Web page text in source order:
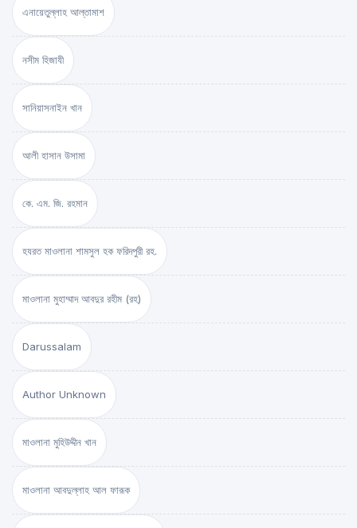
এনায়েতুল্লাহ আল্‌তামাশ
নসীম হিজাযী
সানিয়াসনাইন খান
আলী হাসান উসামা
কে. এম. জি. রহমান
হযরত মাওলানা শামসুল হক ফরিদপুরী রহ.
মাওলানা মুহাম্মাদ আবদুর রহীম (রহ)
Darussalam
Author Unknown
মাওলানা মুহিউদ্দীন খান
মাওলানা আবদুল্লাহ আল ফারূক